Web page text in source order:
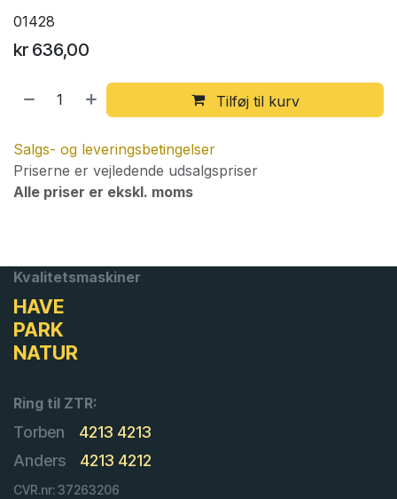
01428
kr 636,00
Tilføj til kurv
Salgs- og leveringsbetingelser
Priserne er vejledende udsalgspriser
Alle priser er ekskl. moms
Kvalitetsmaskiner
HAVE
PARK
NATUR
Ring til ZTR:
Torben
4213 4213
Anders
4213 4212
CVR.nr: 37263206